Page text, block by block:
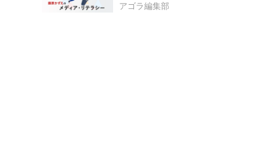
アゴラ編集部